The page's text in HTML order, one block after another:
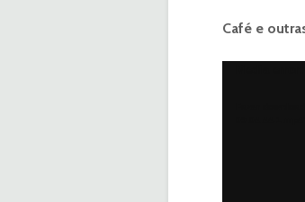
Café e